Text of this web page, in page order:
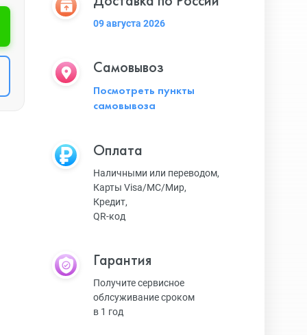
09 августа 2026
Самовывоз
Посмотреть пункты
самовывоза
Оплата
Наличными или переводом,
Карты Visa/MC/Мир,
Кредит,
QR-код
Гарантия
Получите сервисное
облсуживание сроком
в 1 год